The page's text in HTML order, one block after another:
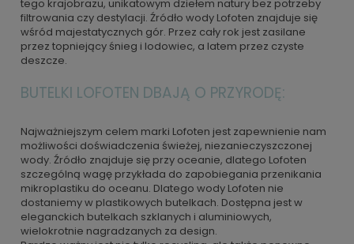
tego krajobrazu, unikatowym dziełem natury bez potrzeby
filtrowania czy destylacji. Źródło wody Lofoten znajduje się
wśród majestatycznych gór. Przez cały rok jest zasilane
przez topniejący śnieg i lodowiec, a latem przez czyste
deszcze.
BUTELKI LOFOTEN DBAJĄ O PRZYRODĘ:
Najważniejszym celem marki Lofoten jest zapewnienie nam
możliwości doświadczenia świeżej, niezanieczyszczonej
wody. Źródło znajduje się przy oceanie, dlatego Lofoten
szczególną wagę przykłada do zapobiegania przenikania
mikroplastiku do oceanu. Dlatego wody Lofoten nie
dostaniemy w plastikowych butelkach. Dostępna jest w
eleganckich butelkach szklanych i aluminiowych,
wielokrotnie nagradzanych za design.